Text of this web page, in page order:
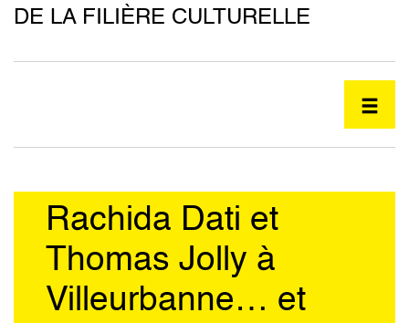
DE LA FILIÈRE CULTURELLE
Rachida Dati et
Thomas Jolly à
Villeurbanne… et